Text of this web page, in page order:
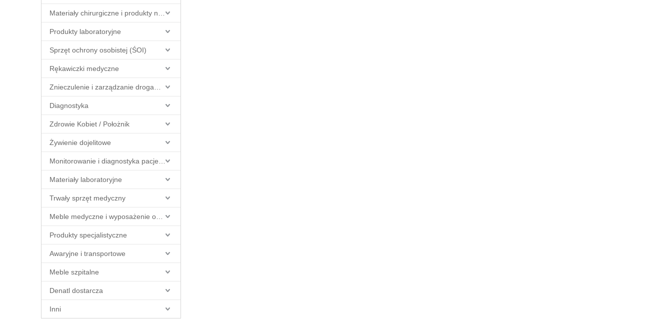
Produkty laboratoryjne
Sprzęt ochrony osobistej (ŚOI)
Rękawiczki medyczne
Diagnostyka
Zdrowie Kobiet / Położnik
Żywienie dojelitowe
Materiały laboratoryjne
Trwały sprzęt medyczny
Produkty specjalistyczne
Awaryjne i transportowe
Meble szpitalne
Denatl dostarcza
Inni